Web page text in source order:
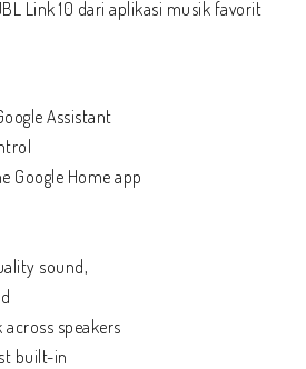
Link 10 dari aplikasi musik favorit
Assistant
Google Home app
sound,
speakers
built-in